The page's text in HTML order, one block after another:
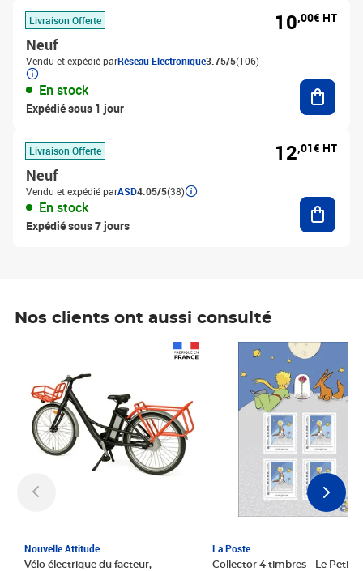
Livraison Offerte
Neuf
Vendu et expédié parRéseau Electronique3.75/5(106)
En stock
Expédié sous 1 jour
10,00€ HT
Livraison Offerte
Neuf
Vendu et expédié parASD4.05/5(38)
En stock
Expédié sous 7 jours
12,01€ HT
Nos clients ont aussi consulté
Nouvelle Attitude
Vélo électrique du facteur,
La Poste
Collector 4 timbres - Le Petit
Prix 6,25€ HT